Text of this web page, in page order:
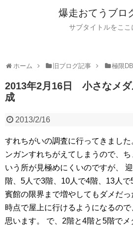
爆走おてうブロ
サブタイトルをここ
ホーム 旧ブログ記事 極限DB
2013年2月16日 小さなメダ
成
2013/2/16
すれちがいの調査に行ってきました
ンガンすれちがえてしまうので、
いう所が見極めにくいのですが、
階、5人で3階、10人で4階、13人で
賓館の限界まで増やしてもダメだっ
時点で屋上に行けるようになるの
思います。
で、2階と4階と5階でメ